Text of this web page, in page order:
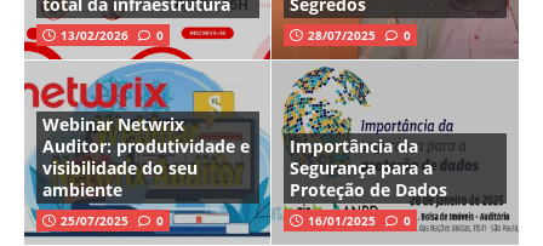
13/02/2026 0 28/07/2025 0
Webinar Netwrix
Auditor: produtividade e
visibilidade do seu
ambiente
25/07/2025 0
Importância da
Segurança para a
Proteção de Dados
16/01/2025 0